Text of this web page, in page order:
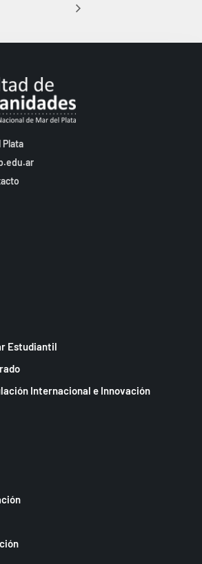
Plata
Estudiantil
Internacional e Innovación